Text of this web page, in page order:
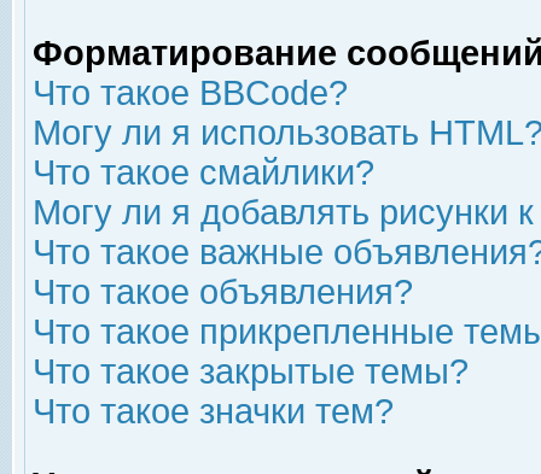
Форматирование
Что такое BBCode?
Могу ли я использовать
Что такое смайлики?
Могу ли я добавлять рисунки
Что такое важные
Что такое объявления?
Что такое прикрепленные
Что такое закрытые темы?
Что такое значки тем?